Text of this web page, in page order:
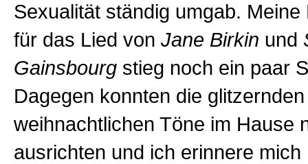
Sexualität ständig umgab. Meine
für das Lied von Jane Birkin und
Gainsbourgstieg noch ein paar
Dagegen konnten die
weihnachtlichen Töne im Hause
ausrichten und ich erinnere mich